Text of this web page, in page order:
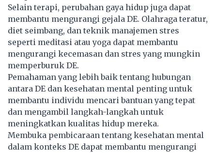
Selain terapi, perubahan gaya hidup juga dapat
membantu mengurangi gejala DE. Olahraga teratur,
diet seimbang, dan teknik manajemen stres
seperti meditasi atau yoga dapat membantu
mengurangi kecemasan dan stres yang mungkin
memperburuk DE.
Pemahaman yang lebih baik tentang hubungan
antara DE dan kesehatan mental penting untuk
membantu individu mencari bantuan yang tepat
dan mengambil langkah-langkah untuk
meningkatkan kualitas hidup mereka.
Membuka pembicaraan tentang kesehatan mental
dalam konteks DE dapat membantu mengurangi